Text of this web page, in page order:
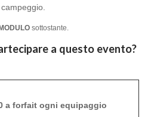
sottostante.
a questo evento?
a forfait ogni equipaggio